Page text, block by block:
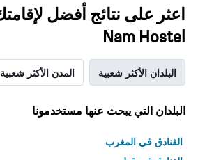
Nam Hostel
البلدان الأكثر شعبية المدن الأكثر شعبية
البلدان التي يبحث عنها مستخدمونا
الفنادق في المغرب